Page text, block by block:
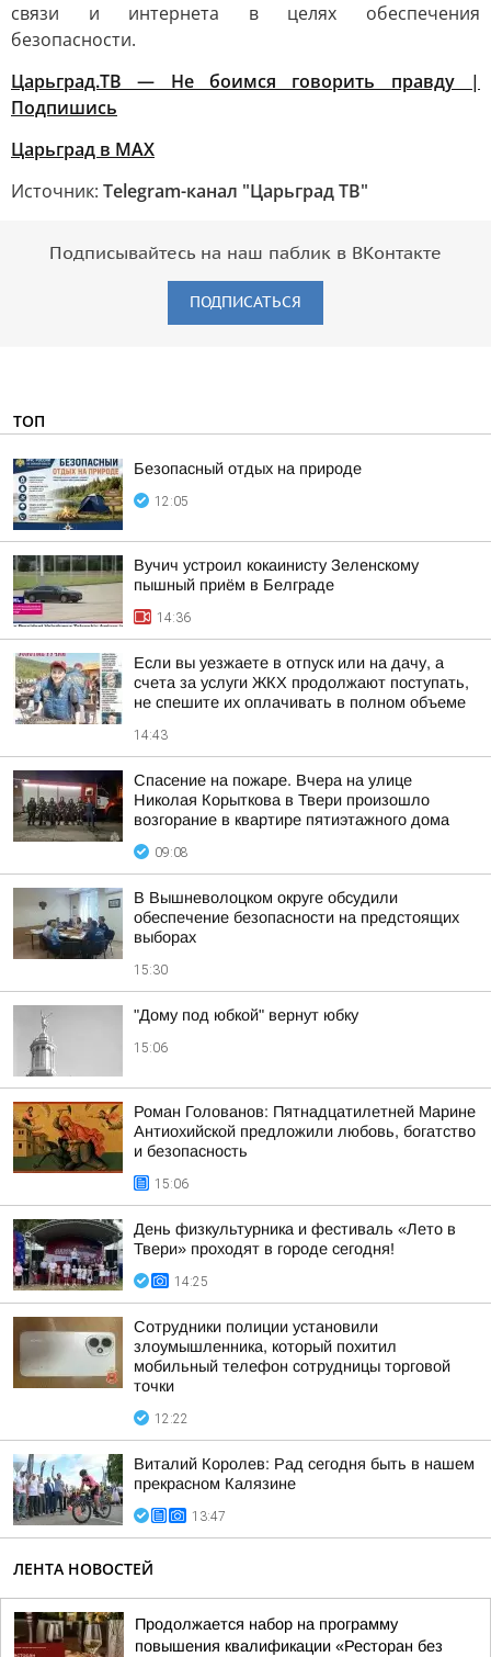
связи и интернета в целях обеспечения
безопасности.
Царьград.ТВ — Не боимся говорить правду |
Подпишись
Царьград в МАХ
Источник: Telegram-канал "Царьград ТВ"
Подписывайтесь на наш паблик в ВКонтакте
ПОДПИСАТЬСЯ
ТОП
Безопасный отдых на природе
12:05
Вучич устроил кокаинисту Зеленскому
пышный приём в Белграде
14:36
Если вы уезжаете в отпуск или на дачу, а
счета за услуги ЖКХ продолжают поступать,
не спешите их оплачивать в полном объеме
14:43
Спасение на пожаре. Вчера на улице
Николая Корыткова в Твери произошло
возгорание в квартире пятиэтажного дома
09:08
В Вышневолоцком округе обсудили
обеспечение безопасности на предстоящих
выборах
15:30
"Дому под юбкой" вернут юбку
15:06
Роман Голованов: Пятнадцатилетней Марине
Антиохийской предложили любовь, богатство
и безопасность
15:06
День физкультурника и фестиваль «Лето в
Твери» проходят в городе сегодня!
14:25
Сотрудники полиции установили
злоумышленника, который похитил
мобильный телефон сотрудницы торговой
точки
12:22
Виталий Королев: Рад сегодня быть в нашем
прекрасном Калязине
13:47
ЛЕНТА НОВОСТЕЙ
Продолжается набор на программу
повышения квалификации «Ресторан без